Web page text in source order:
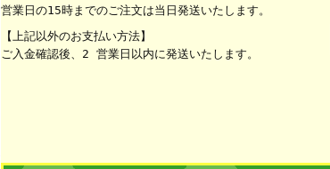
営業日の15時までのご注文は当日発送いたします。
【上記以外のお支払い方法】
ご入金確認後、2 営業日以内に発送いたします。